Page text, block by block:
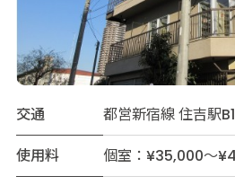
交通
都営新宿線 住吉駅
使用料
個室：¥35,000～